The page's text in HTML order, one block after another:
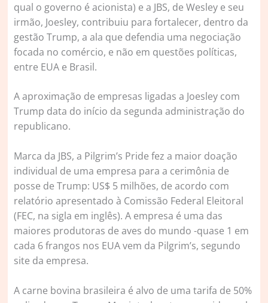
qual o governo é acionista) e a JBS, de Wesley e seu
irmão, Joesley, contribuiu para fortalecer, dentro da
gestão Trump, a ala que defendia uma negociação
focada no comércio, e não em questões políticas,
entre EUA e Brasil.
A aproximação de empresas ligadas a Joesley com
Trump data do início da segunda administração do
republicano.
Marca da JBS, a Pilgrim’s Pride fez a maior doação
individual de uma empresa para a cerimônia de
posse de Trump: US$ 5 milhões, de acordo com
relatório apresentado à Comissão Federal Eleitoral
(FEC, na sigla em inglês). A empresa é uma das
maiores produtoras de aves do mundo -quase 1 em
cada 6 frangos nos EUA vem da Pilgrim’s, segundo
site da empresa.
A carne bovina brasileira é alvo de uma tarifa de 50%